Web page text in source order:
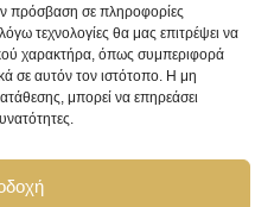
πρόσβαση σε πληροφορίες
τεχνολογίες θα μας επιτρέψει να
χαρακτήρα, όπως συμπεριφορά
σε αυτόν τον ιστότοπο. Η μη
μπορεί να επηρεάσει